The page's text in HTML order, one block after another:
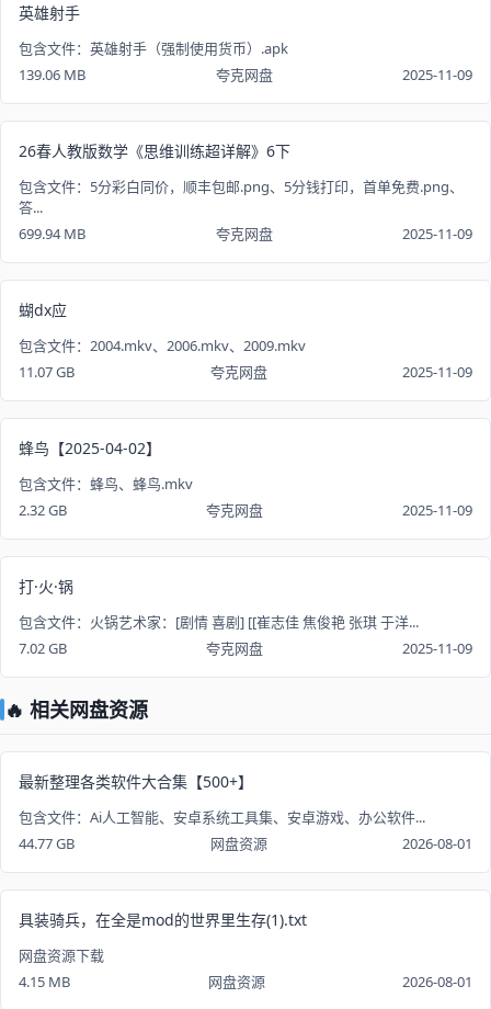
英雄射手
包含文件：英雄射手（强制使用货币）.apk
139.06 MB
夸克网盘 2025-11-09
26春人教版数学《思维训练超详解》6下
包含文件：5分彩白同价，顺丰包邮.png、5分钱打印，首单免费.png、
答...
699.94 MB
夸克网盘 2025-11-09
蝴dx应
包含文件：2004.mkv、2006.mkv、2009.mkv
11.07 GB
夸克网盘 2025-11-09
蜂鸟【2025-04-02】
包含文件：蜂鸟、蜂鸟.mkv
2.32 GB
夸克网盘 2025-11-09
打·火·锅
包含文件：火锅艺术家：[剧情 喜剧] [[崔志佳 焦俊艳 张琪 于洋...
7.02 GB
夸克网盘 2025-11-09
🔥 相关网盘资源
最新整理各类软件大合集【500+】
包含文件：Ai人工智能、安卓系统工具集、安卓游戏、办公软件...
44.77 GB
网盘资源 2026-08-01
具装骑兵，在全是mod的世界里生存(1).txt
网盘资源下载
4.15 MB
网盘资源 2026-08-01